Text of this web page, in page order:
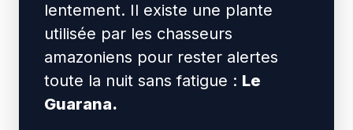
lentement. Il existe une plante
utilisée par les chasseurs
amazoniens pour rester alertes
toute la nuit sans fatigue : Le
Guarana.